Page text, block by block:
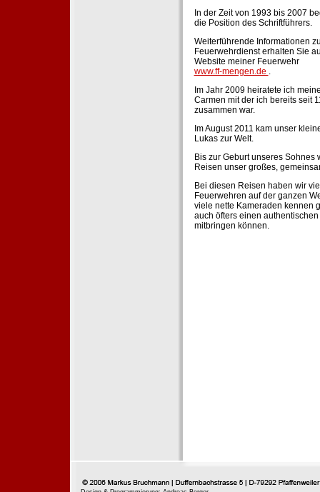
In der Zeit von 1993 bis 2007
die Position des Schriftführers.
Weiterführende Informationen
Feuerwehrdienst erhalten Sie
Website meiner Feuerwehr
www.ff-mengen.de .
Im Jahr 2009 heiratete ich
Carmen mit der ich bereits seit
zusammen war.
Im August 2011 kam unser
Lukas zur Welt.
Bis zur Geburt unseres Sohnes
Reisen unser großes,
Bei diesen Reisen haben wir
Feuerwehren auf der ganzen
viele nette Kameraden kennen
auch öfters einen
mitbringen können.